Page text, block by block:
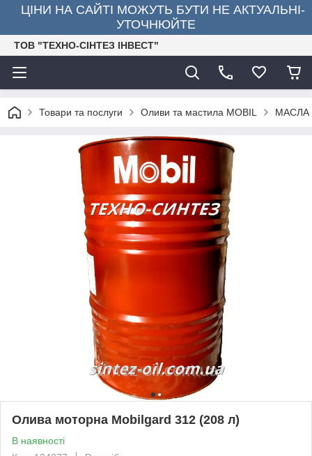
ЦІНИ НА САЙТІ МОЖУТЬ БУТИ НЕ АКТУАЛЬНІ-
УТОЧНЮЙТЕ
ТОВ "ТЕХНО-СІНТЕЗ ІНВЕСТ"
Товари та послуги Оливи та мастила MOBIL МАСЛА
Олива моторна Mobilgard 312 (208 л)
В наявності